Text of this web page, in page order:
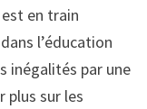
en train
l’éducation
inégalités par une
plus sur les